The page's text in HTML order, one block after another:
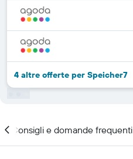
4 altre offerte per Speicher7
Consigli e domande frequenti